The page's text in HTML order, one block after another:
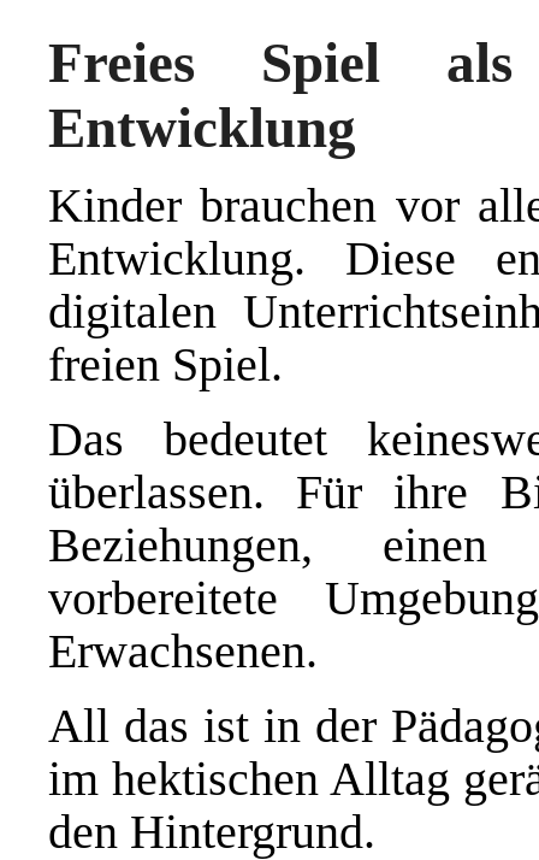
Freies Spiel als
Entwicklung
Kinder brauchen vor
Entwicklung. Diese
digitalen
freien Spiel.
Das bedeutet
überlassen. Für ihre
Beziehungen,
vorbereitete
Erwachsenen.
All das ist in der
im hektischen Alltag
den Hintergrund.